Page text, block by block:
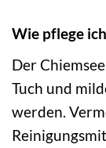
Wie pflege
Der
Tuch und
werden.